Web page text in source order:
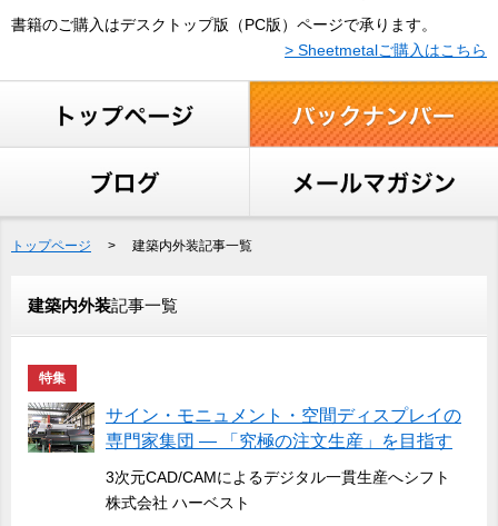
書籍のご購入はデスクトップ版（PC版）ページで承ります。
> Sheetmetalご購入はこちら
トップページ > 建築内外装記事一覧
建築内外装記事一覧
特集
サイン・モニュメント・空間ディスプレイの
専門家集団 ― 「究極の注文生産」を目指す
3次元CAD/CAMによるデジタル一貫生産へシフト
株式会社 ハーベスト